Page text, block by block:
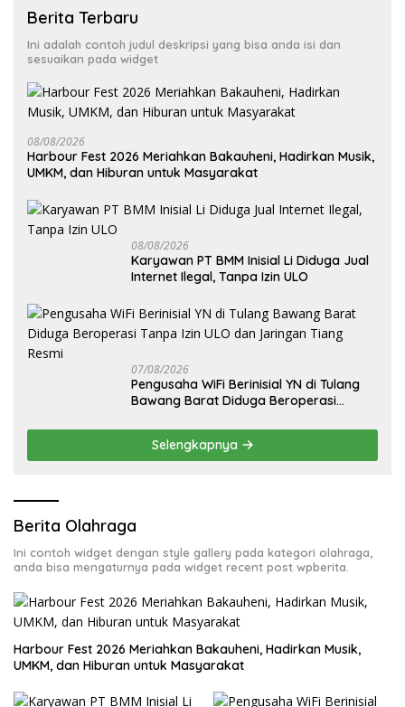
Berita Terbaru
Ini adalah contoh judul deskripsi yang bisa anda isi dan
sesuaikan pada widget
08/08/2026
Harbour Fest 2026 Meriahkan Bakauheni, Hadirkan Musik,
UMKM, dan Hiburan untuk Masyarakat
08/08/2026
Karyawan PT BMM Inisial Li Diduga Jual
Internet Ilegal, Tanpa Izin ULO
07/08/2026
Pengusaha WiFi Berinisial YN di Tulang
Bawang Barat Diduga Beroperasi
Resmi
Selengkapnya
Berita Olahraga
Ini contoh widget dengan style gallery pada kategori olahraga,
anda bisa mengaturnya pada widget recent post wpberita.
Harbour Fest 2026 Meriahkan Bakauheni, Hadirkan Musik,
UMKM, dan Hiburan untuk Masyarakat